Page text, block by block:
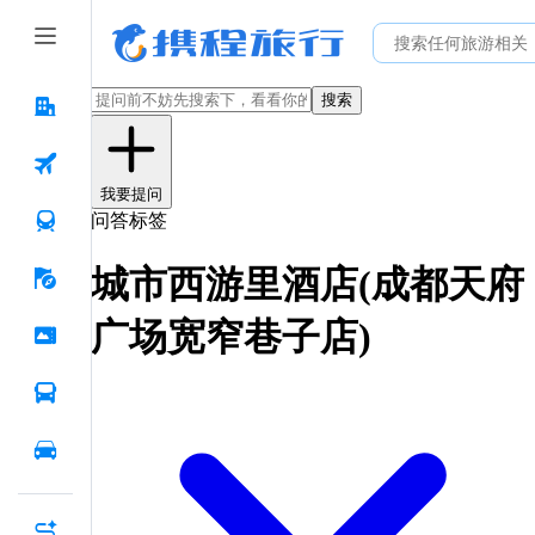
搜索
我要提问
问答标签
城市西游里酒店(成都天府
广场宽窄巷子店)